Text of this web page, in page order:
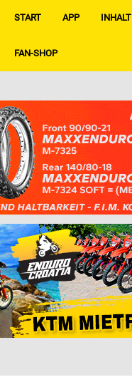
START APP
FAN-SHOP